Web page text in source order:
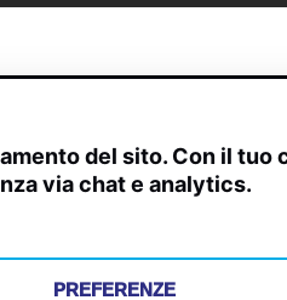
radio.
del sito. Con il tuo
via chat e analytics.
PREFERENZE